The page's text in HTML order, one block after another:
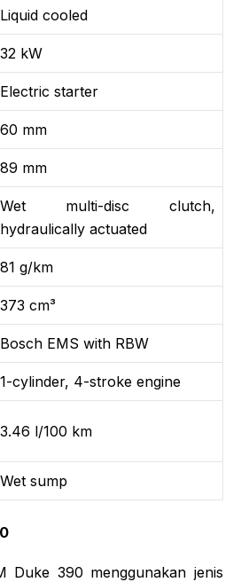
Liquid cooled
32 kW
Electric starter
60 mm
89 mm
Wet multi-disc clutch,
hydraulically actuated
81 g/km
373 cm³
Bosch EMS with RBW
1-cylinder, 4-stroke engine
3.46 l/100 km
Wet sump
Duke 390 menggunakan jenis